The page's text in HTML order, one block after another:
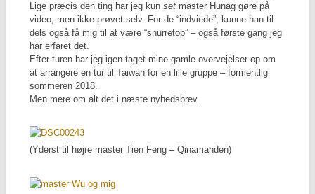
Lige præcis den ting har jeg kun set master Hunag gøre på
video, men ikke prøvet selv. For de “indviede”, kunne han til
dels også få mig til at være “snurretop” – også første gang jeg
har erfaret det.
Efter turen har jeg igen taget mine gamle overvejelser op om
at arrangere en tur til Taiwan for en lille gruppe – formentlig
sommeren 2018.
Men mere om alt det i næste nyhedsbrev.
(Yderst til højre master Tien Feng – Qinamanden)